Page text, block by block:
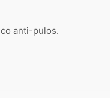
anti-pulos.